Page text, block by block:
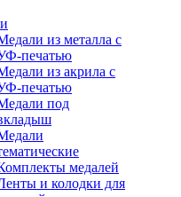
из металла с
печатью
из акрила с
печатью
под
медалей
и колодки для